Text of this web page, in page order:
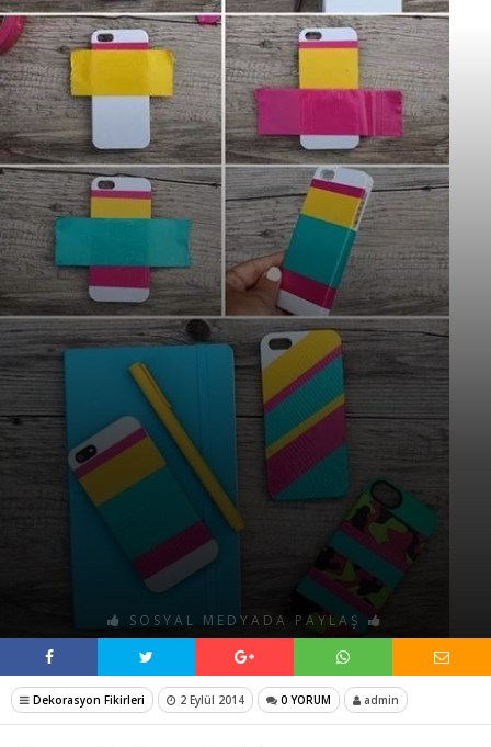
SOSYAL MEDYADA PAYLAŞ
Dekorasyon Fikirleri 2 Eylül 2014 0 YORUM admin